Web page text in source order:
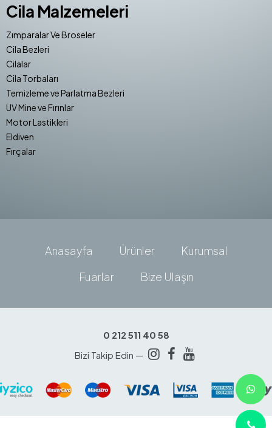
Cila Malzemeleri
Zımparalar Ve Broseler
Cila Bezleri
Cilalar
Cila Torbaları
Temizleme ve Parlatma Bezleri
UV Mine ve Fırınlar
Motor Lastikleri
Eldiven
Fırçalar
Anasayfa Ürünler
Kurumsal
Fuarlar
Bize Ulaşın
0 212 511 40 58
Bizi Takip Edin —